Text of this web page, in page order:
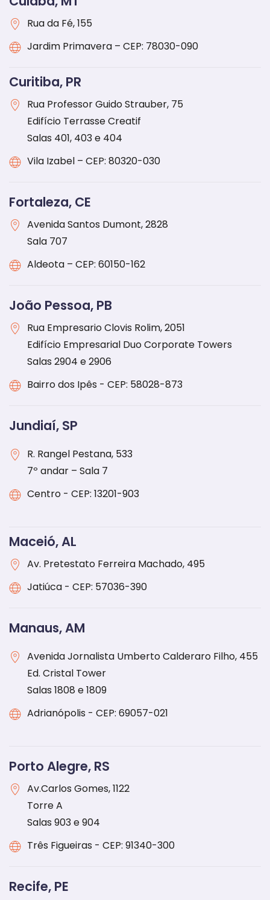
Rua da Fé, 155
Jardim Primavera – CEP: 78030-090
Curitiba, PR
Rua Professor Guido Strauber, 75
Edifício Terrasse Creatif
Salas 401, 403 e 404
Vila Izabel – CEP: 80320-030
Fortaleza, CE
Avenida Santos Dumont, 2828
Sala 707
Aldeota – CEP: 60150-162
João Pessoa, PB
Rua Empresario Clovis Rolim, 2051
Edifício Empresarial Duo Corporate Towers
Salas 2904 e 2906
Bairro dos Ipês - CEP: 58028-873
Jundiaí, SP
R. Rangel Pestana, 533
7º andar – Sala 7
Centro - CEP: 13201-903
Maceió, AL
Av. Pretestato Ferreira Machado, 495
Jatiúca - CEP: 57036-390
Manaus, AM
Avenida Jornalista Umberto Calderaro Filho, 455
Ed. Cristal Tower
Salas 1808 e 1809
Adrianópolis - CEP: 69057-021
Porto Alegre, RS
Av.Carlos Gomes, 1122
Torre A
Salas 903 e 904
Três Figueiras - CEP: 91340-300
Recife, PE